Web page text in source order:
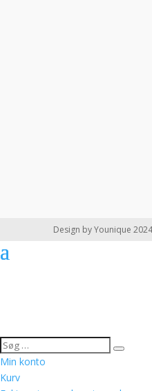
Design by Younique
Min konto
Kurv